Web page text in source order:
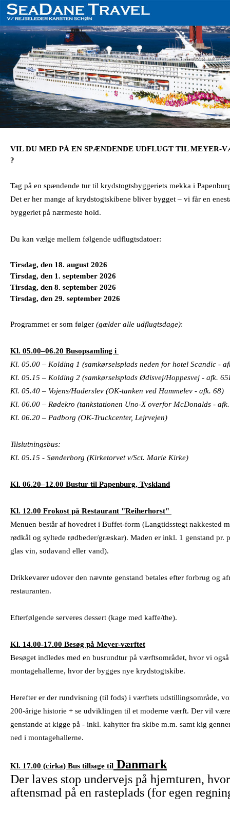
VIL DU MED PÅ EN SPÆNDENDE UDFLUGT TIL MEYER-
?
Tag på en spændende tur til krydstogtsbyggeriets mekka i
Det er her mange af krydstogtskibene bliver bygget – vi får en
byggeriet på nærmeste hold.
Du kan vælge mellem følgende udflugtsdatoer:
Tirsdag, den 18. august 2026
Tirsdag, den 1. september 2026
Tirsdag, den 8. september 2026
Tirsdag, den 29. september 2026
Programmet er som følger (gælder alle udflugtsdage):
Kl. 05.00–06.20 Busopsamling i
Kl. 05.00 – Kolding 1 (samkørselsplads neden for hotel Scandic -
Kl. 05.15 – Kolding 2 (samkørselsplads Ødisvej/Hoppesvej - afk.
Kl. 05.40 – Vojens/Haderslev (OK-tanken ved Hammelev - afk. 68)
Kl. 06.00 – Rødekro (tankstationen Uno-X overfor McDonalds -
Kl. 06.20 – Padborg (OK-Truckcenter, Lejrvejen)
Tilslutningsbus:
Kl. 05.15 - Sønderborg (Kirketorvet v/Sct. Marie Kirke)
Kl. 06.20–12.00 Bustur til Papenburg, Tyskland
Kl. 12.00 Frokost på Restaurant "Reiherhorst"
Menuen består af hovedret i Buffet-form (Langtidsstegt nakkested
rødkål og syltede rødbeder/græskar). Maden er inkl. 1 genstand pr.
glas vin, sodavand eller vand).
Drikkevarer udover den nævnte genstand betales efter forbrug og
restauranten.
Efterfølgende serveres dessert (kage med kaffe/the).
Kl. 14.00-17.00 Besøg på Meyer-værftet
Besøget indledes med en busrundtur på værftsområdet, hvor vi
montagehallerne, hvor der bygges nye krydstogtskibe.
Herefter er der rundvisning (til fods) i værftets udstillingsområde,
200-årige historie + se udviklingen til et moderne værft. Der vil
genstande at kigge på - inkl. kahytter fra skibe m.m. samt kig
ned i montagehallerne.
Kl. 17.00 (cirka) Bus tilbage til Danmark
Der laves stop undervejs på hjemturen,
aftensmad på en rasteplads (for egen